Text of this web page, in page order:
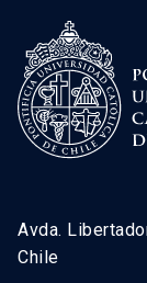
Avda.
Chile